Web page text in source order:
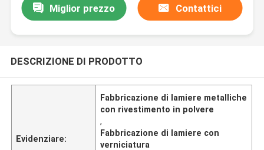
Miglior prezzo Contattici
DESCRIZIONE DI PRODOTTO
Evidenziare:
Fabbricazione di lamiere metalliche
con rivestimento in polvere
,
Fabbricazione di lamiere con
verniciatura